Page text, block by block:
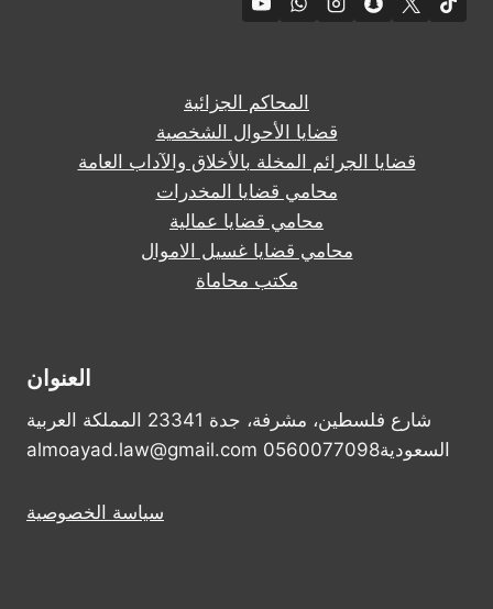
المحاكم الجزائية
قضايا الأحوال الشخصية
قضايا الجرائم المخلة بالأخلاق والآداب العامة
محامي قضايا المخدرات
محامي قضايا عمالية
محامي قضايا غسيل الاموال
مكتب محاماة
العنوان
شارع فلسطين، مشرفة، جدة 23341 المملكة العربية
السعودية0560077098 almoayad.law@gmail.com
سياسة الخصوصية